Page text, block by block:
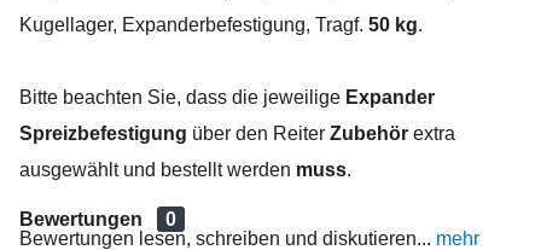
Kugellager, Expanderbefestigung, Tragf. 50 kg.
Bitte beachten Sie, dass die jeweilige Expander
Spreizbefestigung über den Reiter Zubehör extra
ausgewählt und bestellt werden muss.
Bewertungen
0
Bewertungen lesen, schreiben und diskutieren... mehr